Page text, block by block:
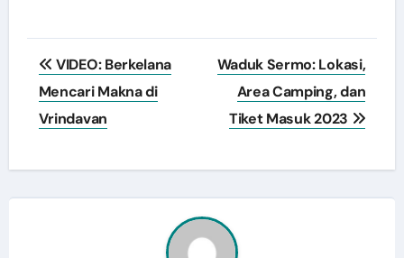
Navigasi
pos
VIDEO: Berkelana
Mencari Makna di
Vrindavan
Waduk Sermo: Lokasi,
Area Camping, dan
Tiket Masuk 2023